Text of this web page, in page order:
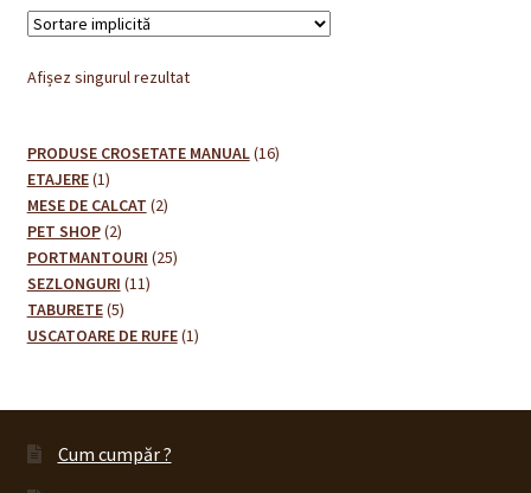
Afișez singurul rezultat
PRODUSE CROSETATE MANUAL 1616
ETAJERE 11
produs
MESE DE CALCAT 22
PET SHOP 22
produse
PORTMANTOURI 2525
SEZLONGURI 1111
TABURETE 55
produse
USCATOARE DE RUFE 11
Cum cumpăr ?